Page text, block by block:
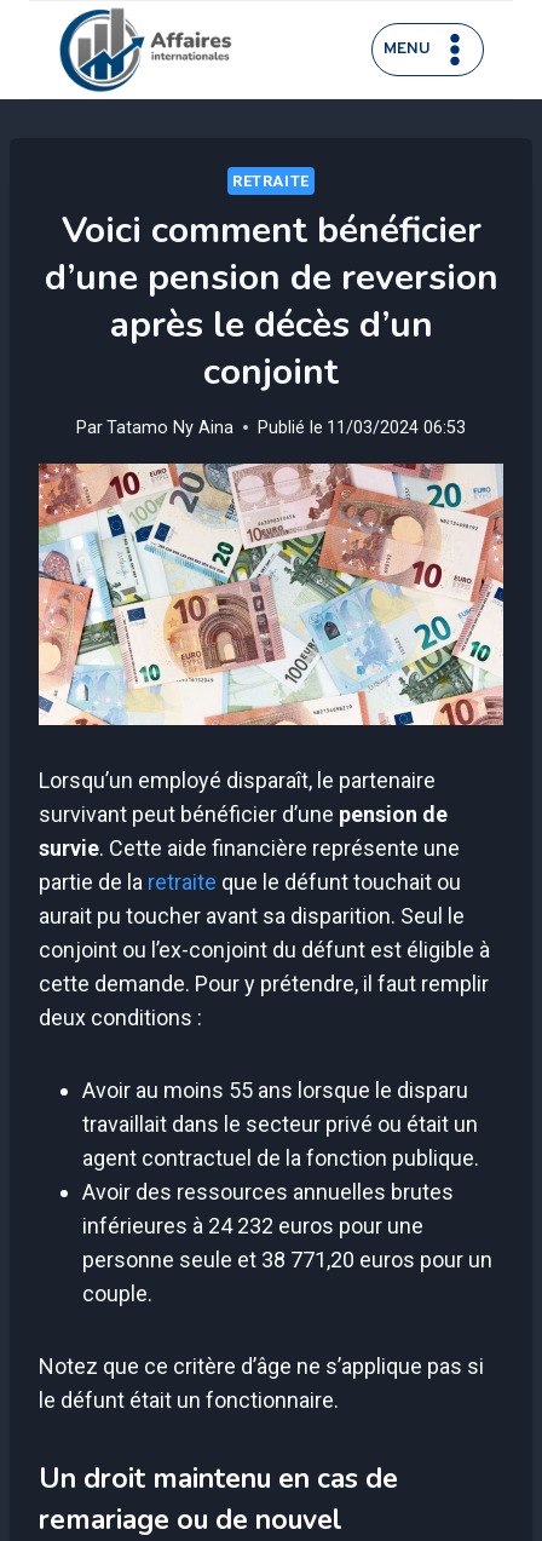
contenu
MENU
RETRAITE
Voici comment bénéficier
d’une pension de reversion
après le décès d’un
conjoint
ParTatamo Ny Aina Publié le 11/03/2024 06:53
Lorsqu’un employé disparaît, le partenaire
survivant peut bénéficier d’une pension de
survie. Cette aide financière représente une
partie de la retraite que le défunt touchait ou
aurait pu toucher avant sa disparition. Seul le
conjoint ou l’ex-conjoint du défunt est éligible à
cette demande. Pour y prétendre, il faut remplir
deux conditions :
Avoir au moins 55 ans lorsque le disparu
travaillait dans le secteur privé ou était un
agent contractuel de la fonction publique.
Avoir des ressources annuelles brutes
inférieures à 24 232 euros pour une
personne seule et 38 771,20 euros pour un
couple.
Notez que ce critère d’âge ne s’applique pas si
le défunt était un fonctionnaire.
Un droit maintenu en cas de
remariage ou de nouvel